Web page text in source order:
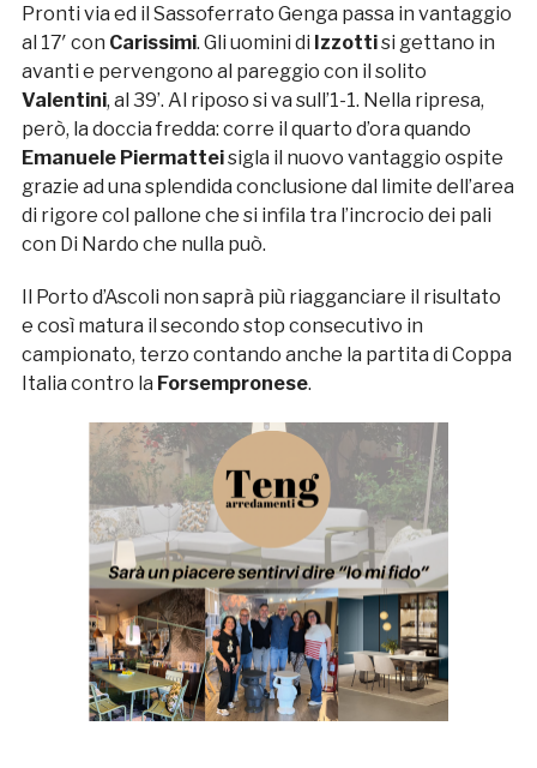
Pronti via ed il Sassoferrato Genga passa in vantaggio
al 17′ con Carissimi. Gli uomini di Izzottisi gettano in
avanti e pervengono al pareggio con il solito
Valentini, al 39’. Al riposo si va sull’1-1. Nella ripresa,
però, la doccia fredda: corre il quarto d’ora quando
Emanuele Piermatteisigla il nuovo vantaggio ospite
grazie ad una splendida conclusione dal limite dell’area
di rigore col pallone che si infila tra l’incrocio dei pali
con Di Nardo che nulla può.
Il Porto d’Ascoli non saprà più riagganciare il risultato
e così matura il secondo stop consecutivo in
campionato, terzo contando anche la partita di Coppa
Italia contro la Forsempronese.